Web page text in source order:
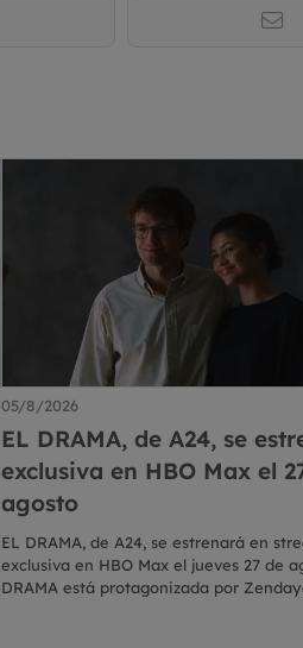
05/8/2026
EL DRAMA, de A24, se
exclusiva en HBO Max el
agosto
EL DRAMA, de A24, se estrenará en
exclusiva en HBO Max el jueves 27 de
DRAMA está protagonizada por